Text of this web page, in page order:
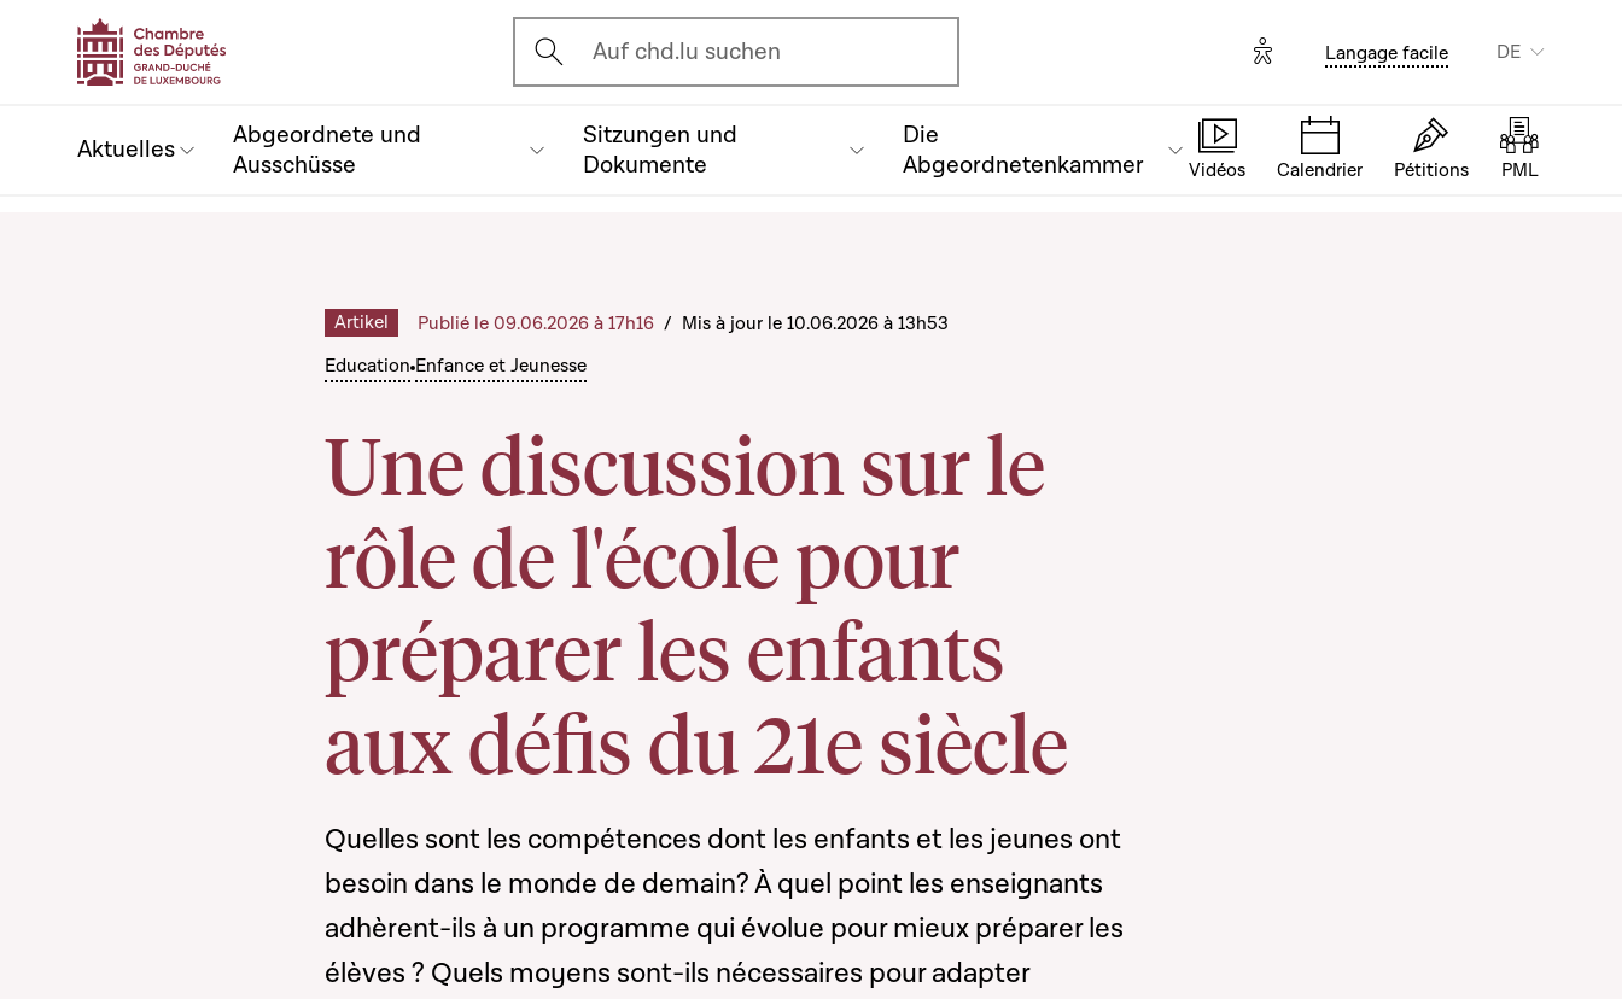
Ouvrir l'écran de recherche
Auf chd.lu suchen Options d'accessibilité
Langage facile DE
Aktuelles
Abgeordnete und
Ausschüsse
Sitzungen und
Dokumente
Die
Abgeordnetenkammer
Vidéos Calendrier Pétitions PML
Education Enfance et Jeunesse
Une discussion sur le
rôle de l'école pour
préparer les enfants
aux défis du 21e siècle
Artikel Publié le 09.06.2026 à 17h16 / Mis à jour le 10.06.2026 à 13h53
Quelles sont les compétences dont les enfants et les jeunes ont
besoin dans le monde de demain? À quel point les enseignants
adhèrent-ils à un programme qui évolue pour mieux préparer les
élèves ? Quels moyens sont-ils nécessaires pour adapter